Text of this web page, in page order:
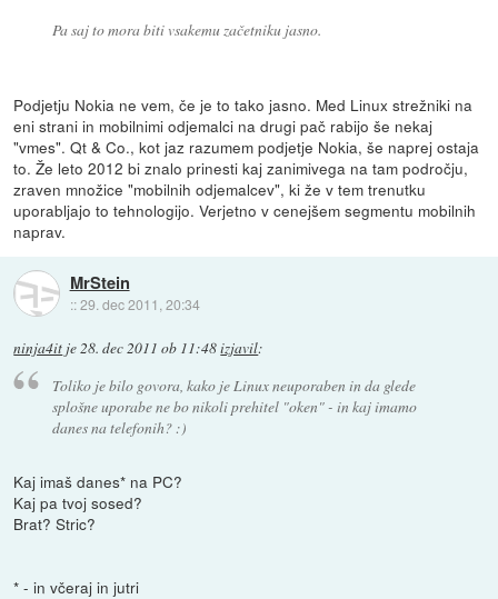
Pa saj to mora biti vsakemu začetniku jasno.
Podjetju Nokia ne vem, če je to tako jasno. Med Linux strežniki na
eni strani in mobilnimi odjemalci na drugi pač rabijo še nekaj
"vmes". Qt & Co., kot jaz razumem podjetje Nokia, še naprej ostaja
to. Že leto 2012 bi znalo prinesti kaj zanimivega na tam področju,
zraven množice "mobilnih odjemalcev", ki že v tem trenutku
uporabljajo to tehnologijo. Verjetno v cenejšem segmentu mobilnih
naprav.
MrStein
::29. dec 2011, 20:34
ninja4it je28. dec 2011 ob 11:48izjavil:
Toliko je bilo govora, kako je Linux neuporaben in da glede
splošne uporabe ne bo nikoli prehitel "oken" - in kaj imamo
danes na telefonih? :)
Kaj imaš danes* na PC?
Kaj pa tvoj sosed?
Brat? Stric?
* - in včeraj in jutri